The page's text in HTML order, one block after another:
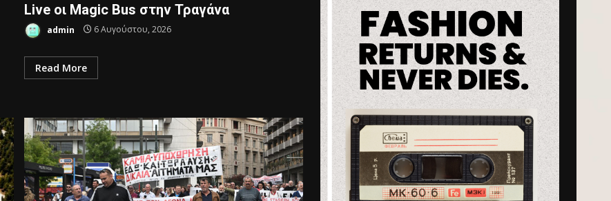
Live οι Magic Bus στην Τραγάνα
admin 6 Αυγούστου, 2026
Read More